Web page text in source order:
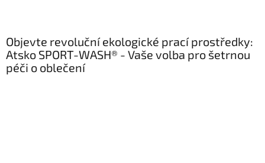
Objevte revoluční ekologické prací prostředky:
Atsko SPORT-WASH® - Vaše volba pro šetrnou
péči o oblečení